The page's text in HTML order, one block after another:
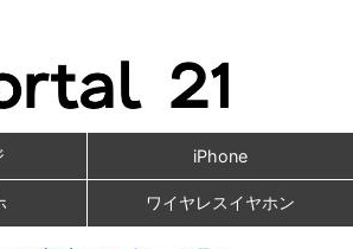
iPhone
ワイヤレスイヤホン